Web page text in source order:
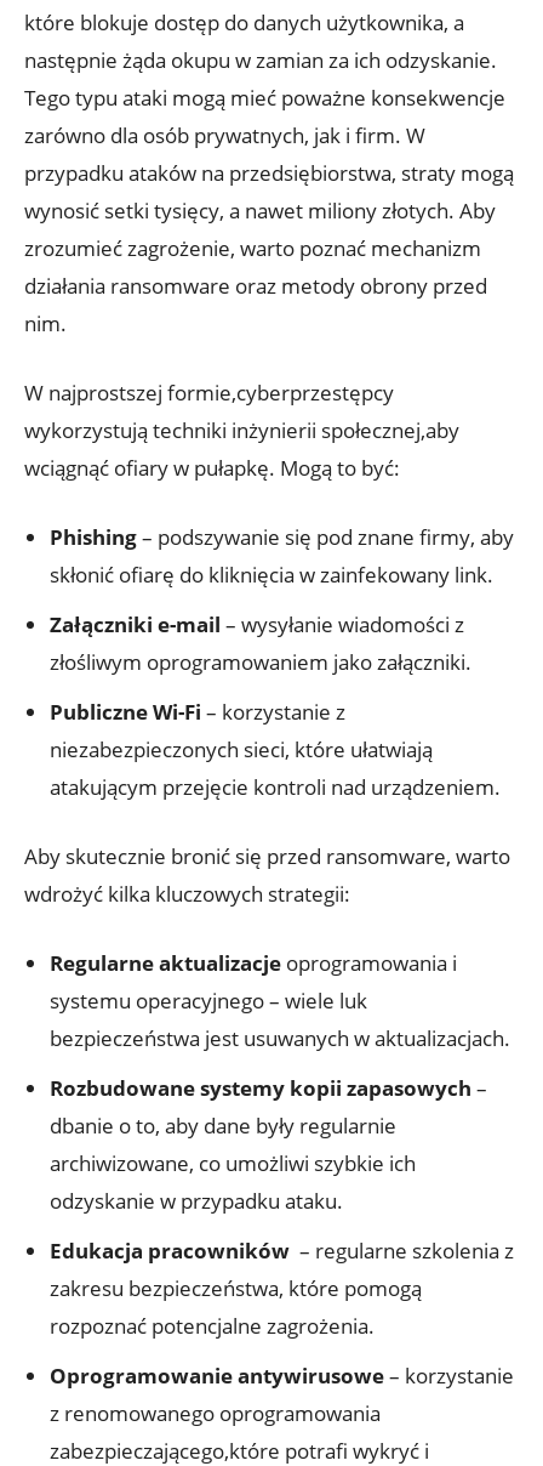
⁢które blokuje dostęp do danych⁢ użytkownika, a
następnie żąda ‌okupu w zamian za ​ich odzyskanie.
Tego typu ataki mogą mieć poważne konsekwencje‍
zarówno dla⁤ osób ⁢prywatnych, jak i firm. W
‌przypadku ataków⁤ na przedsiębiorstwa,⁢ straty⁤ mogą
wynosić setki tysięcy, a nawet​ miliony ⁣złotych. ⁢Aby
zrozumieć zagrożenie, warto poznać⁤ mechanizm
działania ransomware oraz metody obrony przed
nim.
W ‍najprostszej⁢ formie,cyberprzestępcy‌
wykorzystują techniki inżynierii społecznej,aby
wciągnąć ofiary​ w pułapkę. Mogą to być:
Phishing– podszywanie się⁢ pod znane firmy,‍ aby
skłonić ofiarę do kliknięcia w zainfekowany⁣ link.
Załączniki e-mail – wysyłanie wiadomości z
‍złośliwym oprogramowaniem jako ⁤załączniki.
Publiczne ​Wi-Fi – korzystanie z
niezabezpieczonych⁣ sieci, które ułatwiają
atakującym ⁤przejęcie‌ kontroli nad urządzeniem.
Aby skutecznie bronić się przed ransomware, warto ​
wdrożyć kilka kluczowych strategii:
Regularne aktualizacje oprogramowania i
systemu ‍operacyjnego – wiele luk
bezpieczeństwa‌ jest usuwanych w aktualizacjach.
Rozbudowane systemy kopii zapasowych –
dbanie o​ to, ‍aby dane​ były regularnie
archiwizowane,‍ co umożliwi szybkie ich
odzyskanie‌ w przypadku ‍ataku.
Edukacja pracowników ‍ – regularne szkolenia⁤ z ​
zakresu bezpieczeństwa, które pomogą
⁤rozpoznać ‍potencjalne⁢ zagrożenia.
Oprogramowanie antywirusowe– ⁣korzystanie
z renomowanego oprogramowania
zabezpieczającego,które‌ potrafi ‌wykryć i